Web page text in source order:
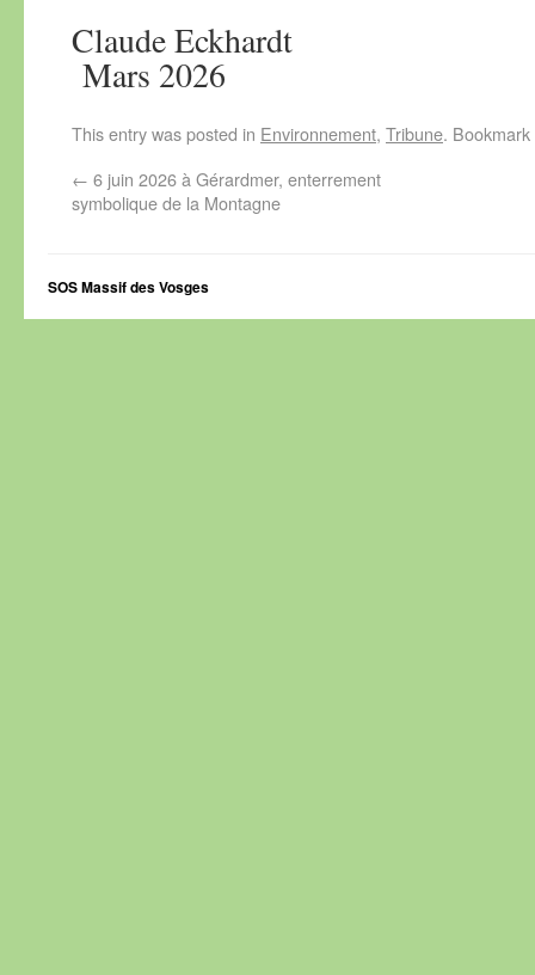
Claude
Mars 2026
This entry was posted in Environnement, Tribune.
← 6 juin 2026 à Gérardmer, enterrement
symbolique de la Montagne
SOS Massif des Vosges